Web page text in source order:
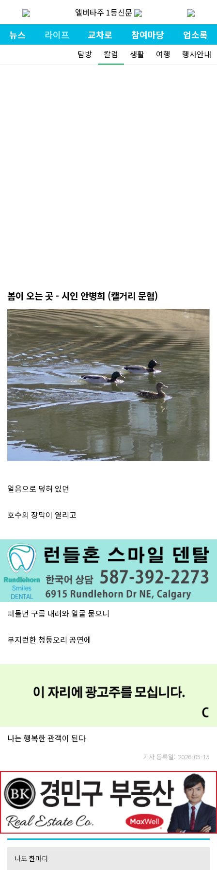
앨버타주 1등신문
뉴스 라이프 교차로 참여마당 업소록
탐방 칼럼 생활 여행 행사안내
봄이 오는 곳 - 시인 안병희 (캘거리 문협)
얼음으로 덮혀 있던
호수의 장막이 열리고
떠돌던 구름 내려와 얼굴 묻으니
부지런한 청둥오리 공연에
나는 행복한 관객이 된다
기사 등록일: 2026-05-15
나도 한마디